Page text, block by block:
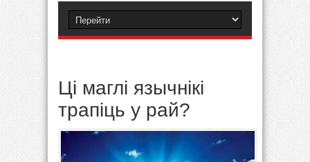
Ці маглі язычнікі
трапіць у рай?